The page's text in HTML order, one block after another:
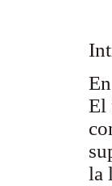
El
la